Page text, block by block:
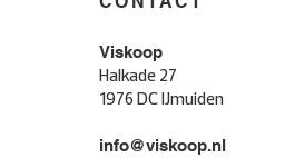
Viskoop
Halkade 27
1976 DC IJmuiden
info@viskoop.nl